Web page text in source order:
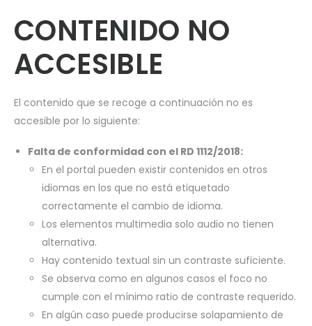
CONTENIDO NO
ACCESIBLE
El contenido que se recoge a continuación no es
accesible por lo siguiente:
Falta de conformidad con el RD 1112/2018:
En el portal pueden existir contenidos en otros
idiomas en los que no está etiquetado
correctamente el cambio de idioma.
Los elementos multimedia solo audio no tienen
alternativa.
Hay contenido textual sin un contraste suficiente.
Se observa como en algunos casos el foco no
cumple con el mínimo ratio de contraste requerido.
En algún caso puede producirse solapamiento de